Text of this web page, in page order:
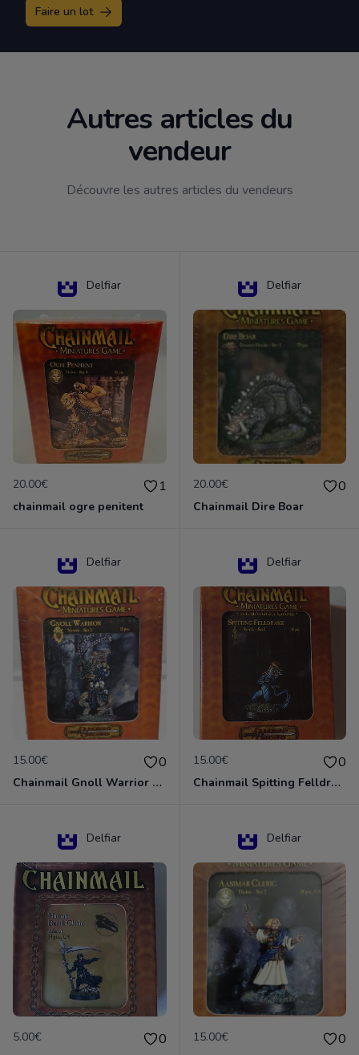
Faire un lot
Autres articles du
vendeur
Découvre les autres articles du vendeurs
Delfiar
20.00€ 1
chainmail ogre penitent
Delfiar
20.00€ 0
Chainmail Dire Boar
Delfiar
15.00€ 0
Chainmail Gnoll Warrior Dungeons & Dragons
Delfiar
15.00€ 0
Chainmail Spitting Felldrake
Delfiar
5.00€ 0
Delfiar
15.00€ 0